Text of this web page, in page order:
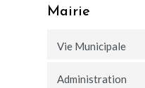
Mairie
Vie Municipale
Administration